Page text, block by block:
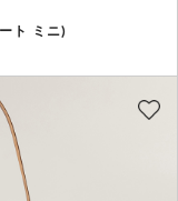
ト ミニ)